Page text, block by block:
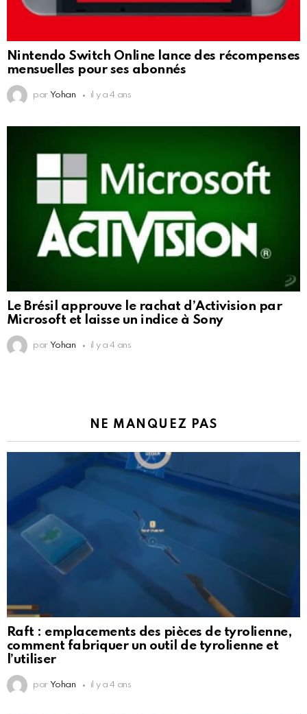
Nintendo Switch Online lance des récompenses
mensuelles pour ses abonnés
par Yohan il y a 4 ans
Le Brésil approuve le rachat d’Activision par
Microsoft et laisse un indice à Sony
par Yohan il y a 4 ans
NE MANQUEZ PAS
Raft : emplacements des pièces de tyrolienne,
comment fabriquer un outil de tyrolienne et
l’utiliser
par Yohan il y a 4 ans